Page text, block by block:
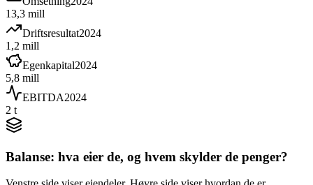
13,3 mill
Driftsresultat2024
1,2 mill
Egenkapital2024
5,8 mill
EBITDA2024
2 t
Balanse: hva eier de, og hvem skylder de penger?